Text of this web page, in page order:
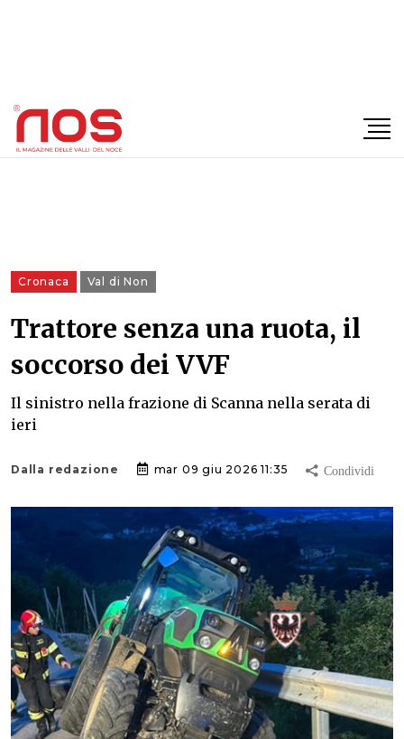
Cronaca Val di Non
Trattore senza una ruota, il
soccorso dei VVF
Il sinistro nella frazione di Scanna nella serata di
ieri
Dalla redazione mar 09 giu 2026 11:35